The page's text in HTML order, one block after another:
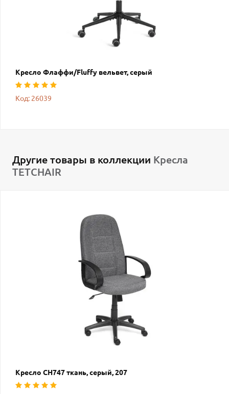
Кресло Флаффи/Fluffy вельвет, серый
Код: 26039
Другие товары в коллекции Кресла
TETCHAIR
Кресло СН747 ткань, серый, 207